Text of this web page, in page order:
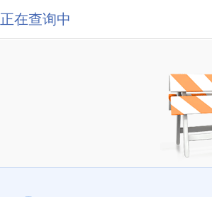
正在查询中